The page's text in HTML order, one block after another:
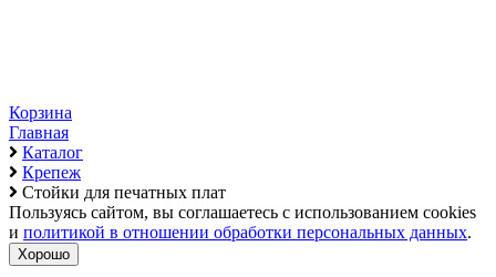
Корзина
Главная
Каталог
Крепеж
Стойки для печатных плат
Пользуясь сайтом, вы соглашаетесь с использованием cookies
и политикой в отношении обработки персональных данных.
Хорошо